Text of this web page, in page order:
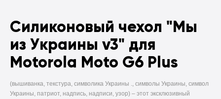
Силиконовый чехол "Мы
из Украины v3" для
Motorola Moto G6 Plus
(вышиванка, текстура, символика Украины ., символы Украины, символ
Украины, патриот, надпись, надписи, узор) – этот эксклюзивный